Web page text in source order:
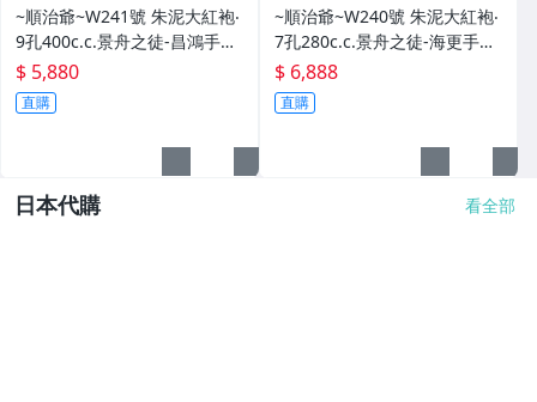
~順治爺~W241號 朱泥大紅袍‧
9孔400c.c.景舟之徒-昌鴻手製
@5880元
$ 5,880
直購
~順治爺~W240號 朱泥大紅袍‧
7孔280c.c.景舟之徒-海更手製
@6888元起標
$ 6,888
直購
日本代購 看全部